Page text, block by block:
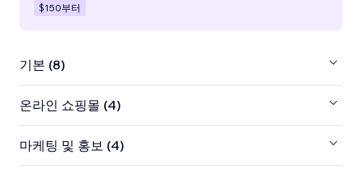
$150부터
기본 (8)
온라인 쇼핑몰 (4)
마케팅 및 홍보 (4)